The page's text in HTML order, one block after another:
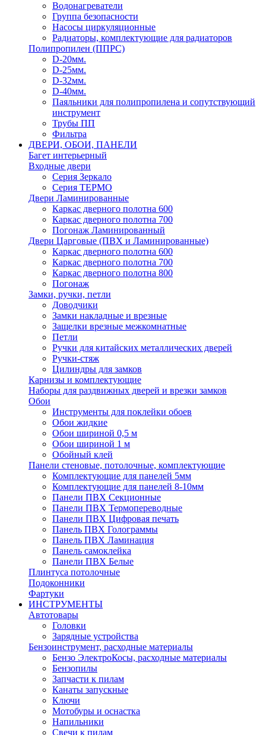
Водонагреватели
Группа безопасности
Насосы циркуляционные
Радиаторы, комплектующие для радиаторов
Полипропилен (ППРС)
D-20мм.
D-25мм.
D-32мм.
D-40мм.
Паяльники для полипропилена и сопутствующий
инструмент
Трубы ПП
Фильтра
ДВЕРИ, ОБОИ, ПАНЕЛИ
Багет интерьерный
Входные двери
Серия Зеркало
Серия ТЕРМО
Двери Ламинированные
Каркас дверного полотна 600
Каркас дверного полотна 700
Погонаж Ламинированный
Двери Царговые (ПВХ и Ламинированные)
Каркас дверного полотна 600
Каркас дверного полотна 700
Каркас дверного полотна 800
Погонаж
Замки, ручки, петли
Доводчики
Замки накладные и врезные
Защелки врезные межкомнатные
Петли
Ручки для китайских металлических дверей
Ручки-стяж
Цилиндры для замков
Карнизы и комплектующие
Наборы для раздвижных дверей и врезки замков
Обои
Инструменты для поклейки обоев
Обои жидкие
Обои шириной 0,5 м
Обои шириной 1 м
Обойный клей
Панели стеновые, потолочные, комплектующие
Комплектующие для панелей 5мм
Комплектующие для панелей 8-10мм
Панели ПВХ Секционные
Панели ПВХ Термопереводные
Панели ПВХ Цифровая печать
Панель ПВХ Голограммы
Панель ПВХ Ламинация
Панель самоклейка
Панели ПВХ Белые
Плинтуса потолочные
Подоконники
Фартуки
ИНСТРУМЕНТЫ
Автотовары
Головки
Зарядные устройства
Бензоинструмент, расходные материалы
Бензо ЭлектроКосы, расходные материалы
Бензопилы
Запчасти к пилам
Канаты запускные
Ключи
Мотобуры и оснастка
Напильники
Свечи к пилам